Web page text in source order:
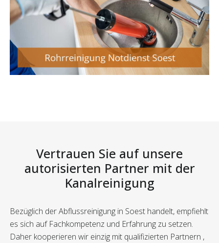
Vertrauen Sie auf unsere
autorisierten Partner mit der
Kanalreinigung
Bezüglich der Abflussreinigung in Soest handelt, empfiehlt
es sich auf Fachkompetenz und Erfahrung zu setzen.
Daher kooperieren wir einzig mit qualifizierten Partnern ,